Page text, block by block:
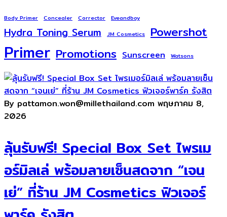
Body Primer Concealer Corrector Eveandboy
Hydra Toning Serum JM Cosmetics Powershot
Primer Promotions Sunscreen Watsons
By pattamon.won@millethailand.com พฤษภาคม 8,
2026
ลุ้นรับฟรี! Special Box Set ไพรเม
อร์มิลเล่ พร้อมลายเซ็นสดจาก “เจน
เย่” ที่ร้าน JM Cosmetics ฟิวเจอร์